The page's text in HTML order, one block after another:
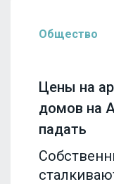
Общество
Цены на
домов на
падать